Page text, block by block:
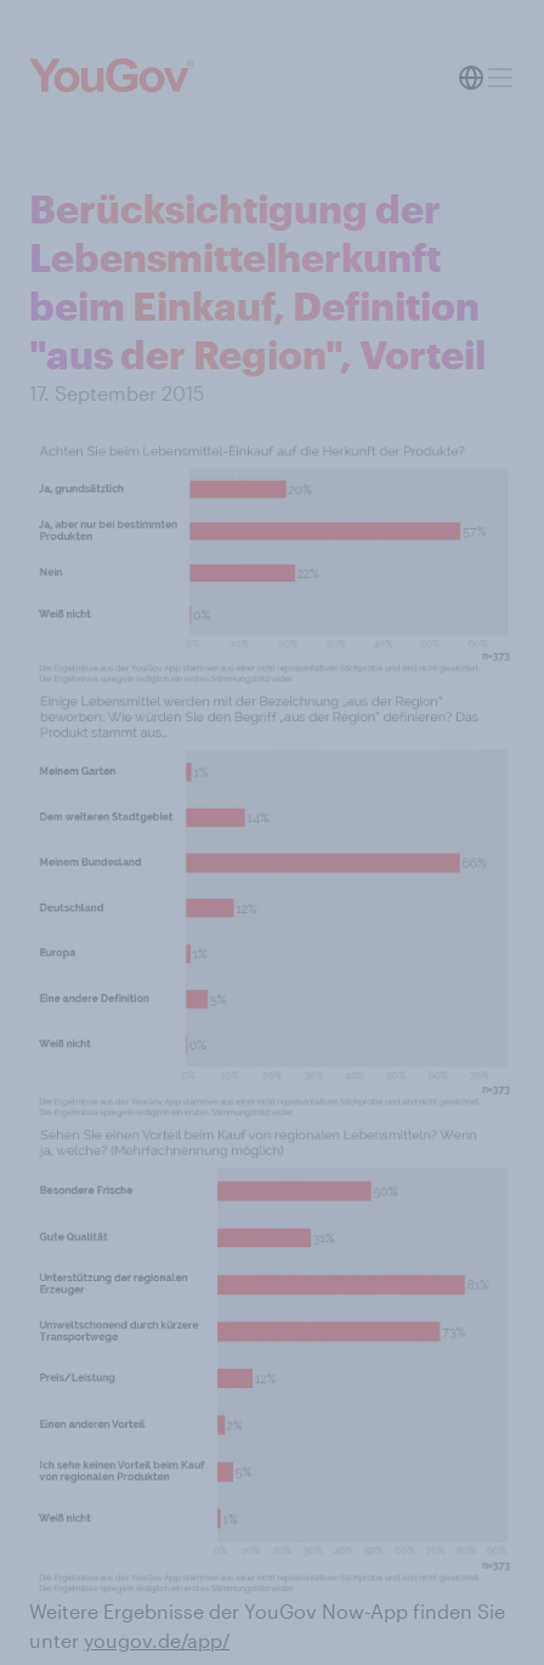
Berücksichtigung der
Lebensmittelherkunft
beim Einkauf, Definition
"aus der Region", Vorteil
17. September 2015
Weitere Ergebnisse der YouGov Now-App finden Sie
unter yougov.de/app/